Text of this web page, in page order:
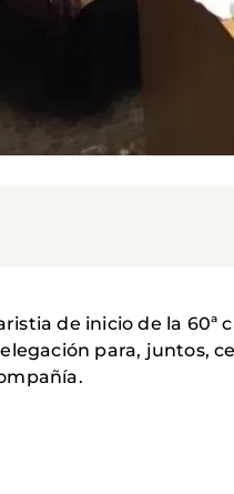
de inicio de la
para, juntos,